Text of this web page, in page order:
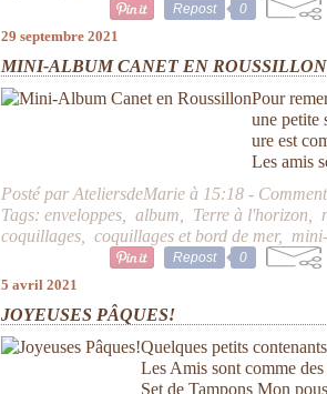
Repost 0
29 septembre 2021
MINI-ALBUM CANET EN ROUSSILLON
Pour
une petite
ure est
Les amis
Posté par AteliersdeMarie à 15:18 -
Tags:enveloppes ,album Terre à l'horizon
coquillages ,coquillages et bord de mer,
Repost 0
5 avril 2021
JOYEUSES PÂQUES!
Quelques petits
Les Amis sont comme
Set de Tampons Mon